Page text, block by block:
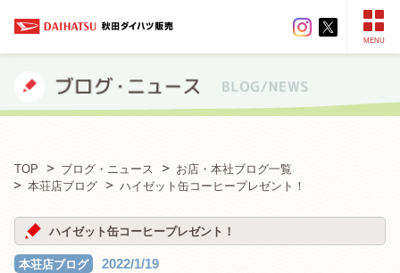
MENU
TOP ブログ・ニュース
お店・本社ブログ一覧
本荘店ブログ
ハイゼット缶コーヒープレゼント！
ハイゼット缶コーヒープレゼント！
本荘店ブログ 2022/1/19